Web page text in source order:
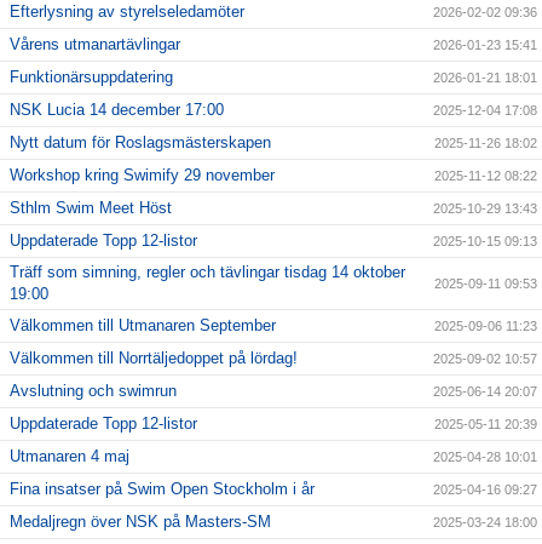
Efterlysning av styrelseledamöter 2026-02-02 09:36
Vårens utmanartävlingar 2026-01-23 15:41
Funktionärsuppdatering 2026-01-21 18:01
NSK Lucia 14 december 17:00 2025-12-04 17:08
Nytt datum för Roslagsmästerskapen 2025-11-26 18:02
Workshop kring Swimify 29 november 2025-11-12 08:22
Sthlm Swim Meet Höst 2025-10-29 13:43
Uppdaterade Topp 12-listor 2025-10-15 09:13
Träff som simning, regler och tävlingar tisdag 14 oktober
19:00
2025-09-11 09:53
Välkommen till Utmanaren September 2025-09-06 11:23
Välkommen till Norrtäljedoppet på lördag! 2025-09-02 10:57
Avslutning och swimrun 2025-06-14 20:07
Uppdaterade Topp 12-listor 2025-05-11 20:39
Utmanaren 4 maj 2025-04-28 10:01
Fina insatser på Swim Open Stockholm i år 2025-04-16 09:27
Medaljregn över NSK på Masters-SM 2025-03-24 18:00